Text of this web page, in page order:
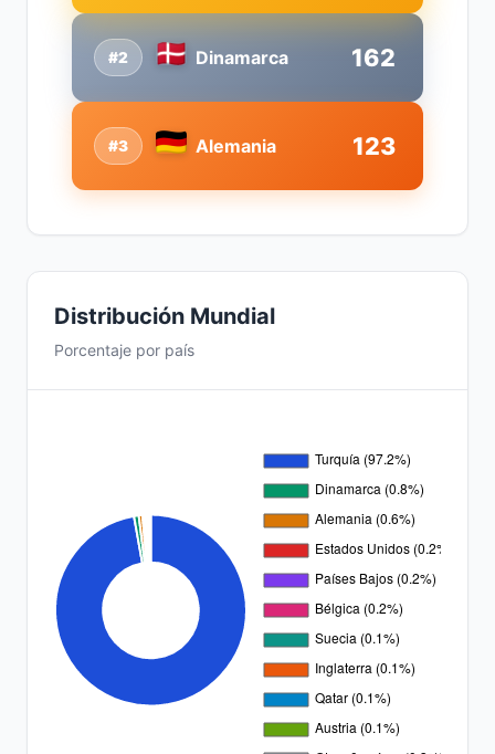
#2 Dinamarca 162
#3 Alemania 123
Distribución Mundial
Porcentaje por país